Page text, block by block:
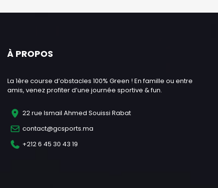
À PROPOS
La 1ère course d’obstacles 100% Green ! En famille ou entre
amis, venez profiter d’une journée sportive & fun.
22 rue Ismail Ahmed Souissi Rabat
contact@gcsports.ma
+212 6 45 30 43 19